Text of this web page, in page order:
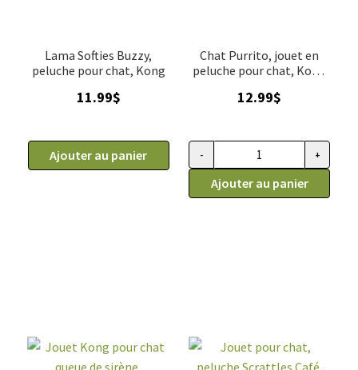
Lama Softies Buzzy,
peluche pour chat, Kong
11.99$
Ajouter au panier
Chat Purrito, jouet en
peluche pour chat, Kong
12.99$
quantité de Chat Purrito,
- +
Ajouter au panier